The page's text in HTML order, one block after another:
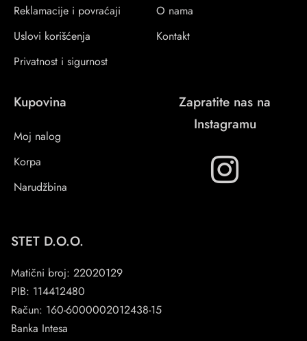
Reklamacije i povraćaji
Uslovi korišćenja
Privatnost i sigurnost
O nama
Kontakt
Kupovina
Moj nalog
Korpa
Narudžbina
Zapratite nas na
Instagramu
STET D.O.O.
Matični broj: 22020129
PIB: 114412480
Račun: 160-6000002012438-15
Banka Intesa